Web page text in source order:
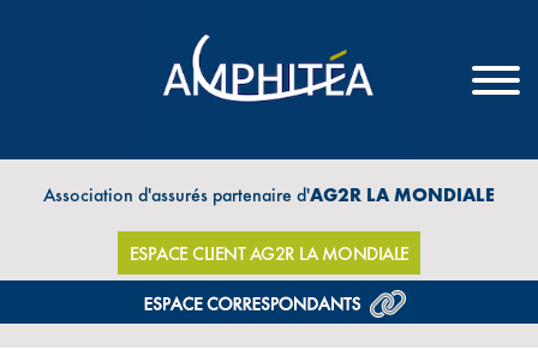
Association d'assurés partenaire d'AG2R LA MONDIALE
ESPACE CLIENT AG2R LA MONDIALE